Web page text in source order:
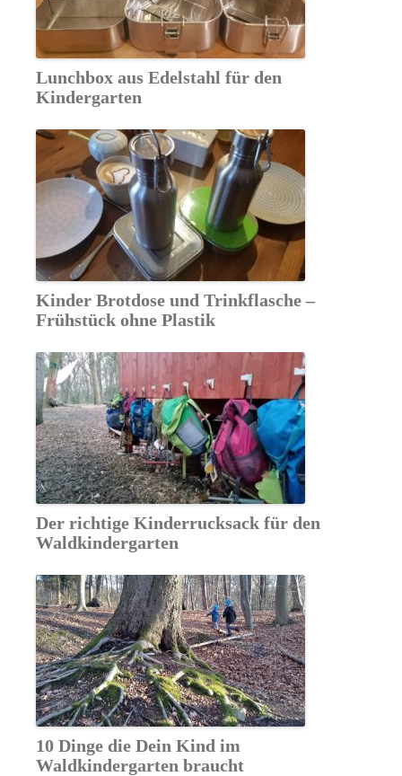
Lunchbox aus Edelstahl für den
Kindergarten
Kinder Brotdose und Trinkflasche –
Frühstück ohne Plastik
Der richtige Kinderrucksack für den
Waldkindergarten
10 Dinge die Dein Kind im
Waldkindergarten braucht